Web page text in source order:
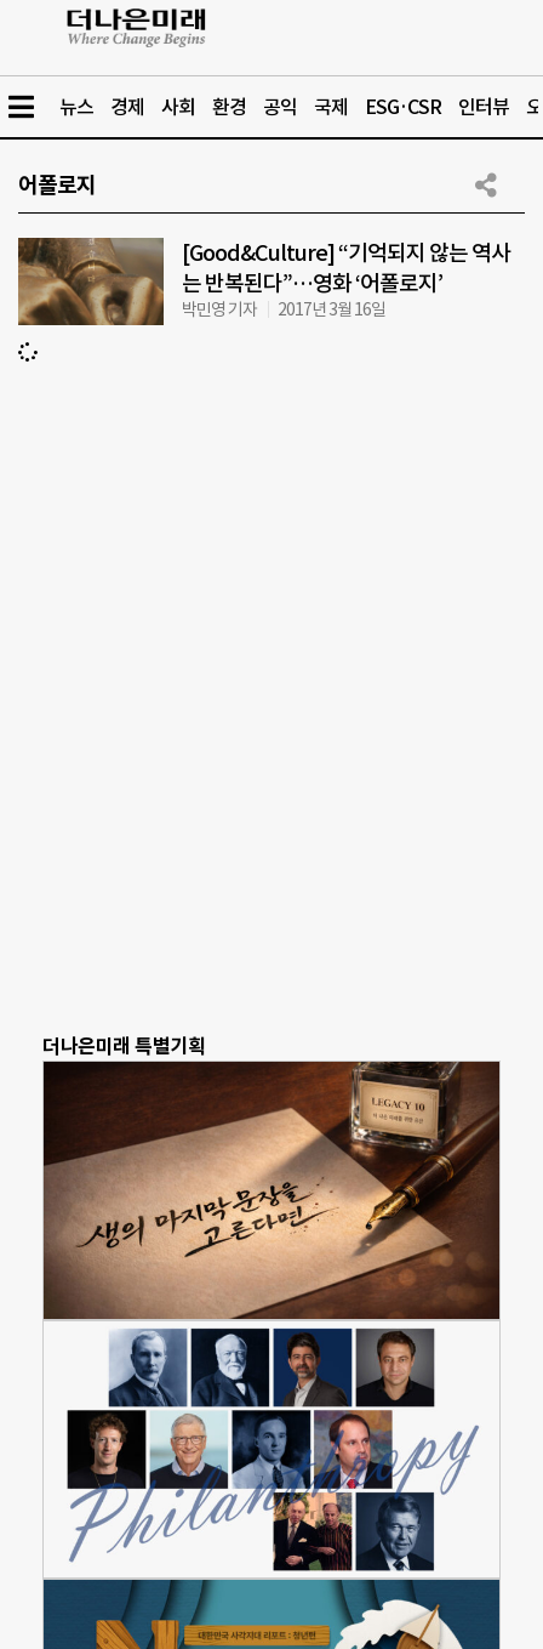
뉴스 경제 사회 환경 공익 국제 ESG·CSR 인터뷰
어폴로지
[Good&Culture] “기억되지 않는 역사
는 반복된다”…영화 ‘어폴로지’
박민영 기자 2017년 3월 16일
더나은미래 특별기획